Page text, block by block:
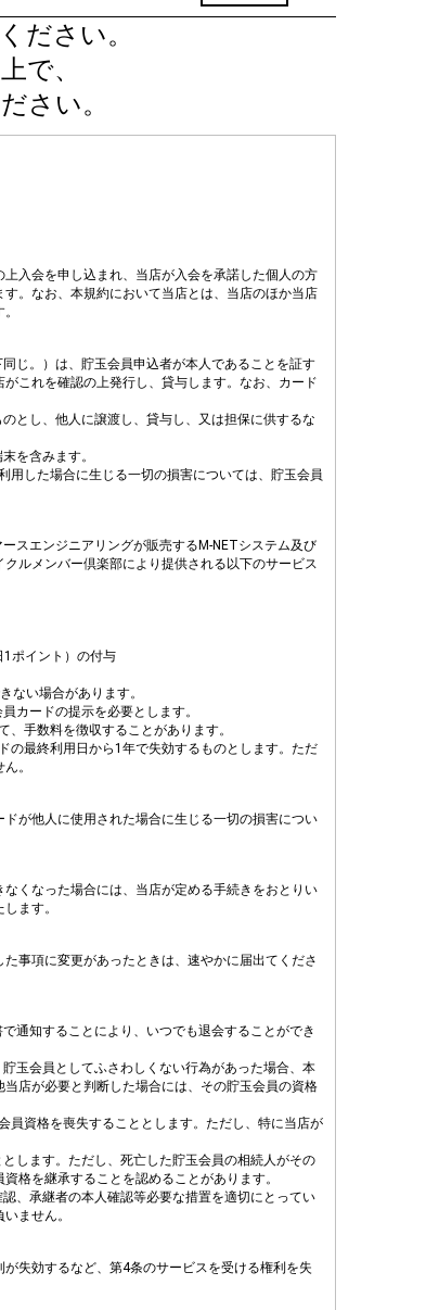
ださい。
で、
さい。
入会を申し込まれ、当店が入会を承諾した個人の方
。なお、本規約において当店とは、当店のほか当店
じ。）は、貯玉会員申込者が本人であることを証す
これを確認の上発行し、貸与します。なお、カード
とし、他人に譲渡し、貸与し、又は担保に供するな
を含みます。
用した場合に生じる一切の損害については、貯玉会員
スエンジニアリングが販売するM-NETシステム及び
ルメンバー倶楽部により提供される以下のサービス
1ポイント）の付与
ない場合があります。
カードの提示を必要とします。
手数料を徴収することがあります。
の最終利用日から1年で失効するものとします。ただ
。
が他人に使用された場合に生じる一切の損害につい
くなった場合には、当店が定める手続きをおとりい
ます。
事項に変更があったときは、速やかに届出てくださ
通知することにより、いつでも退会することができ
玉会員としてふさわしくない行為があった場合、本
店が必要と判断した場合には、その貯玉会員の資格
員資格を喪失することとします。ただし、特に当店が
します。ただし、死亡した貯玉会員の相続人がその
格を継承することを認めることがあります。
、承継者の本人確認等必要な措置を適切にとってい
ません。
失効するなど、第4条のサービスを受ける権利を失